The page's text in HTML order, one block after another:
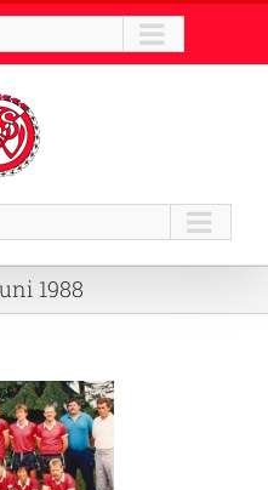
1988